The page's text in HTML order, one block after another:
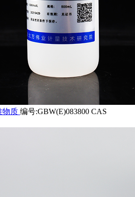
物质 编号:GBW(E)083800 CAS